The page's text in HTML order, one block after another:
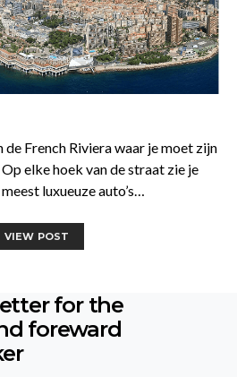
de French Riviera waar je moet zijn
elke hoek van de straat zie je
luxueuze auto’s…
VIEW POST
for the
foreward